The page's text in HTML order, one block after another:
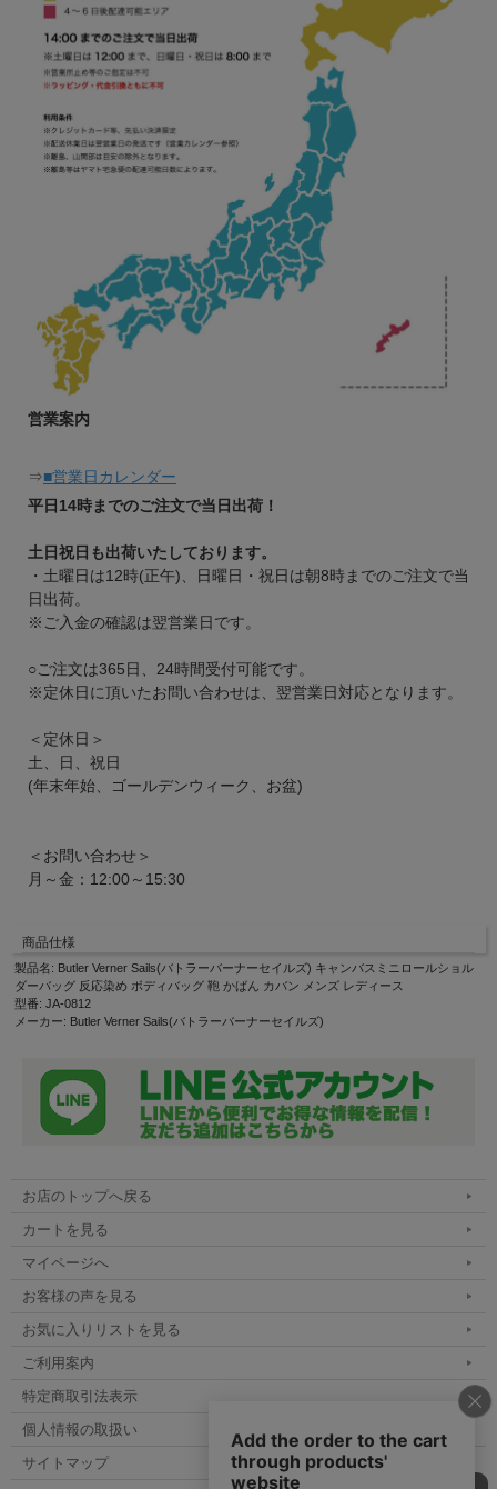
営業案内
⇒■営業日カレンダー
平日14時までのご注文で当日出荷！
土日祝日も出荷いたしております。
・土曜日は12時(正午)、日曜日・祝日は朝8時までのご注文で当
日出荷。
※ご入金の確認は翌営業日です。
○ご注文は365日、24時間受付可能です。
※定休日に頂いたお問い合わせは、翌営業日対応となります。
＜定休日＞
土、日、祝日
(年末年始、ゴールデンウィーク、お盆)
＜お問い合わせ＞
月～金：12:00～15:30
商品仕様
製品名: Butler Verner Sails(バトラーバーナーセイルズ) キャンバスミニロールショル
ダーバッグ 反応染め ボディバッグ 鞄 かばん カバン メンズ レディース
型番: JA-0812
メーカー: Butler Verner Sails(バトラーバーナーセイルズ)
お店のトップへ戻る
カートを見る
マイページへ
お客様の声を見る
お気に入りリストを見る
ご利用案内
特定商取引法表示
個人情報の取扱い
サイトマップ